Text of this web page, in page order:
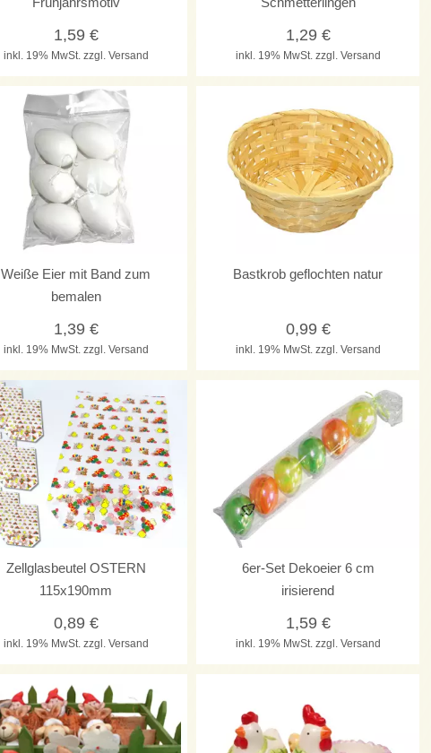
inkl. 19% MwSt. zzgl. Versand
1,59€
inkl. 19% MwSt. zzgl. Versand
1,29€
Weiße Eier mit Band zum
bemalen
inkl. 19% MwSt. zzgl. Versand
1,39€
Bastkrob geflochten natur
inkl. 19% MwSt. zzgl. Versand
0,99€
Zellglasbeutel OSTERN
115x190mm
inkl. 19% MwSt. zzgl. Versand
0,89€
6er-Set Dekoeier 6 cm
irisierend
inkl. 19% MwSt. zzgl. Versand
1,59€